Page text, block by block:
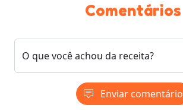
Comentários
O que você achou da receita?
Enviar comentário